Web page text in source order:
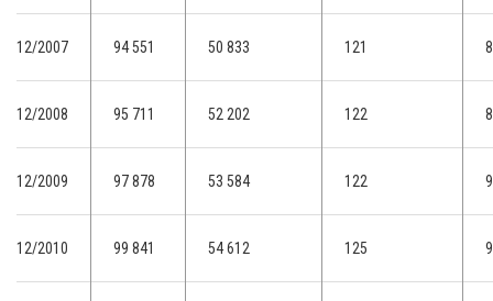
12/2007 94 551 50 833 121
12/2008 95 711 52 202 122
12/2009 97 878 53 584 122
12/2010 99 841 54 612 125